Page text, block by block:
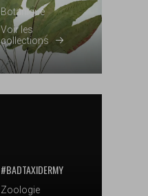
Botanique
Voir les
collections
#BADTAXIDERMY
Zoologie